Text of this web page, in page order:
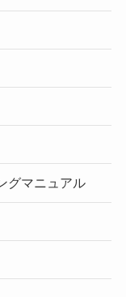
グマニュアル